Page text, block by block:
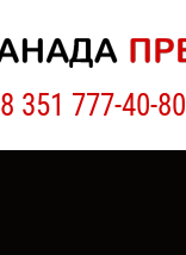
8 351 777-40-80